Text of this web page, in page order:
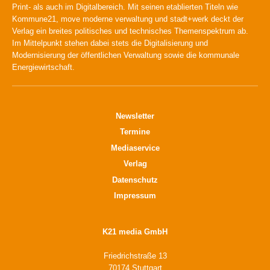
Print- als auch im Digitalbereich. Mit seinen etablierten Titeln wie
Kommune21, move moderne verwaltung und stadt+werk deckt der
Verlag ein breites politisches und technisches Themenspektrum ab.
Im Mittelpunkt stehen dabei stets die Digitalisierung und
Modernisierung der öffentlichen Verwaltung sowie die kommunale
Energiewirtschaft.
Newsletter
Termine
Mediaservice
Verlag
Datenschutz
Impressum
K21 media GmbH
Friedrichstraße 13
70174 Stuttgart